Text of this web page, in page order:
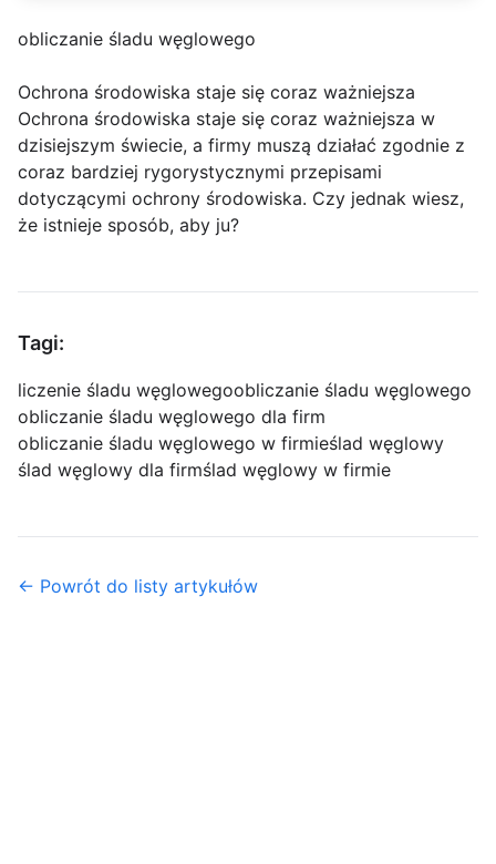
obliczanie śladu węglowego
Ochrona środowiska staje się coraz ważniejsza
Ochrona środowiska staje się coraz ważniejsza w
dzisiejszym świecie, a firmy muszą działać zgodnie z
coraz bardziej rygorystycznymi przepisami
dotyczącymi ochrony środowiska. Czy jednak wiesz,
że istnieje sposób, aby ju?
Tagi:
liczenie śladu węglowegoobliczanie śladu węglowego
obliczanie śladu węglowego dla firm
obliczanie śladu węglowego w firmieślad węglowy
ślad węglowy dla firmślad węglowy w firmie
← Powrót do listy artykułów